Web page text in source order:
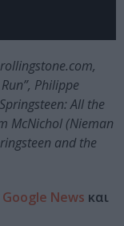
Philippe
All the
McNichol (Nieman
and the
Google News και